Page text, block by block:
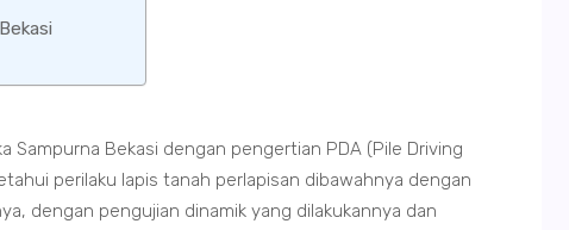
Sampurna Bekasi dengan pengertian PDA (Pile Driving
perilaku lapis tanah perlapisan dibawahnya dengan
dengan pengujian dinamik yang dilakukannya dan